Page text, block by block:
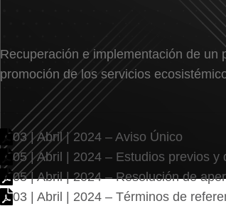
Recuperación e implementación de
promoción de los servicios
03 | Abril | 2024 – Aviso Único
05 | Abril | 2024 – Estudios previos y
05 | Abril | 2024 – Resolución de
03 | Abril | 2024 – Términos de